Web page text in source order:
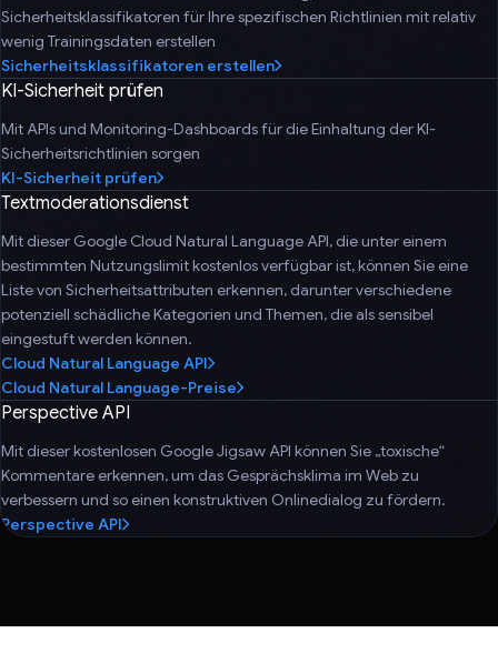
Sicherheitsklassifikatoren für Ihre spezifischen Richtlinien mit relativ
wenig Trainingsdaten erstellen
Sicherheitsklassifikatoren erstellen
KI-Sicherheit prüfen
Mit APIs und Monitoring-Dashboards für die Einhaltung der KI-
Sicherheitsrichtlinien sorgen
KI-Sicherheit prüfen
Textmoderationsdienst
Mit dieser Google Cloud Natural Language API, die unter einem
bestimmten Nutzungslimit kostenlos verfügbar ist, können Sie eine
Liste von Sicherheitsattributen erkennen, darunter verschiedene
potenziell schädliche Kategorien und Themen, die als sensibel
eingestuft werden können.
Cloud Natural Language API
Cloud Natural Language-Preise
Perspective API
Mit dieser kostenlosen Google Jigsaw API können Sie „toxische“
Kommentare erkennen, um das Gesprächsklima im Web zu
verbessern und so einen konstruktiven Onlinedialog zu fördern.
Perspective API